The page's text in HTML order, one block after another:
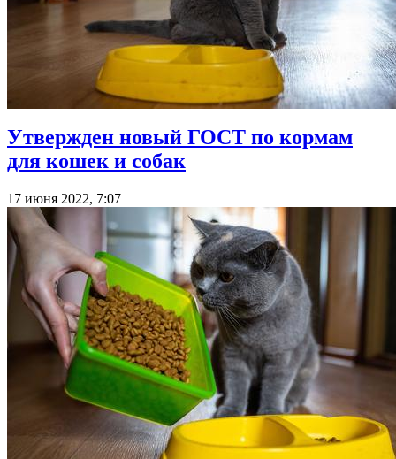
Утвержден новый ГОСТ по кормам
для кошек и собак
17 июня 2022, 7:07